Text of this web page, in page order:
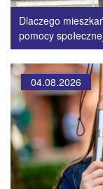
Dlaczego
pomocy
04.08.2026